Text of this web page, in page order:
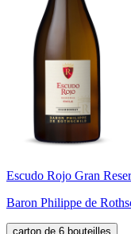
Escudo Rojo Gran
Baron Philippe de
carton de 6 bouteilles